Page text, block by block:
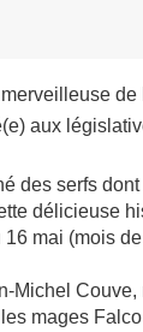
merveilleuse de
aux
des serfs
délicieuse
16 mai (mois
Michel Couve,
mages